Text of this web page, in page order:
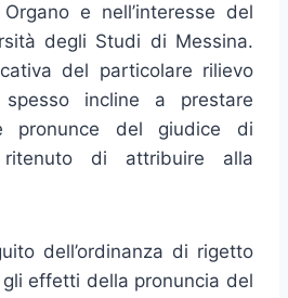
e nell’interesse del
degli Studi di Messina.
del particolare rilievo
spesso incline a prestare
pronunce del giudice di
di attribuire alla
dell’ordinanza di rigetto
effetti della pronuncia del